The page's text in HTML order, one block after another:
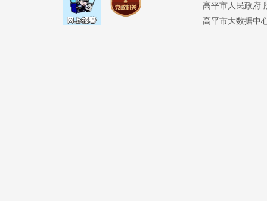
高平市人民政府
高平市大数据